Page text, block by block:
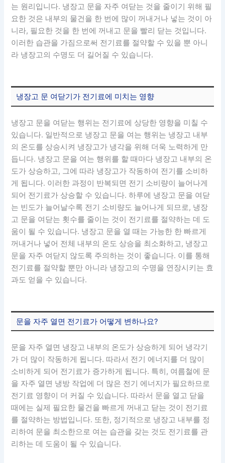
는 원리입니다. 냉장고 문을 자주 여닫는 것을 줄이기 위해 필
요한 것은 내부의 물건을 한 번에 많이 꺼내거나 넣는 것이 아
니라, 필요한 것을 한 번에 꺼내고 문을 빨리 닫는 것입니다.
이러한 습관을 가짐으로써 전기료를 절약할 수 있을 뿐 아니
라 냉장고의 수명도 더 길어질 수 있습니다.
냉장고 문 여닫기가 전기료에 미치는 영향
냉장고 문을 여닫는 행위는 전기료에 상당한 영향을 미칠 수
있습니다. 일반적으로 냉장고 문을 여는 행위는 냉장고 내부
의 온도를 상승시켜 냉장고가 냉각을 위해 더욱 노력하게 만
듭니다. 냉장고 문을 여는 행위를 할 때마다 냉장고 내부의 온
도가 상승하고, 그에 따라 냉장고가 작동하여 전기를 소비하
게 됩니다. 이러한 과정이 반복되면 전기 소비량이 늘어나게
되어 전기료가 상승할 수 있습니다. 하루에 냉장고 문을 여닫
는 빈도가 늘어날수록 전기 소비량도 늘어나게 되므로, 냉장
고 문을 여닫는 횟수를 줄이는 것이 전기료를 절약하는 데 도
움이 될 수 있습니다. 냉장고 문을 열 때는 가능한 한 빠르게
꺼내거나 넣어 전체 내부의 온도 상승을 최소화하고, 냉장고
문을 자주 여닫지 않도록 주의하는 것이 좋습니다. 이를 통해
전기료를 절약할 뿐만 아니라 냉장고의 수명을 연장시키는 효
과도 얻을 수 있습니다.
문을 자주 열면 전기료가 어떻게 변하나요?
문을 자주 열면 냉장고 내부의 온도가 상승하게 되어 냉각기
가 더 많이 작동하게 됩니다. 따라서 전기 에너지를 더 많이
소비하게 되어 전기료가 증가하게 됩니다. 특히, 여름철에 문
을 자주 열면 냉방 작업에 더 많은 전기 에너지가 필요하므로
전기료 영향이 더 커질 수 있습니다. 따라서 문을 열고 닫을
때에는 실제 필요한 물건을 빠르게 꺼내고 닫는 것이 전기료
를 절약하는 방법입니다. 또한, 정기적으로 냉장고 내부를 정
리하여 문을 최소한으로 여는 습관을 갖는 것도 전기료를 관
리하는 데 도움이 될 수 있습니다.